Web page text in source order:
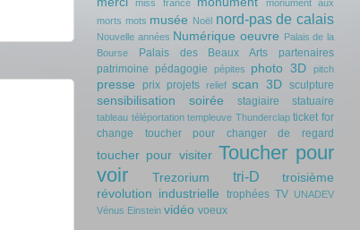
miss france
monument aux
morts mots musée Noël nord-pas de calais
Nouvelle années Numérique oeuvre Palais de la
Bourse
Palais des Beaux Arts
partenaires
patrimoine pédagogie pépites photo 3D pitch
presse prix projets relief scan 3D sculpture
sensibilisation soirée stagiaire statuaire
tableau téléportation templeuve Thunderclap ticket for
change
toucher pour changer de regard
toucher pour visiter Toucher pour
voir
Trezorium tri-D
troisième
révolution industrielle
trophées TV
UNADEV
Vénus Einstein vidéo voeux